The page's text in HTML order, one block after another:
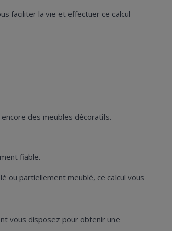
faciliter la vie et effectuer ce calcul
des meubles décoratifs.
fiable.
ou partiellement meublé, ce calcul vous
vous disposez pour obtenir une